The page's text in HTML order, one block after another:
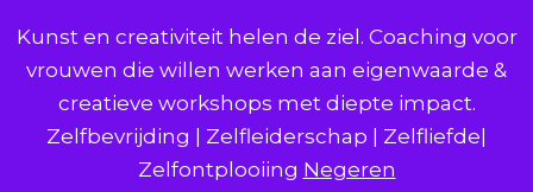
Kunst en creativiteit helen de ziel. Coaching voor
vrouwen die willen werken aan eigenwaarde &
creatieve workshops met diepte impact.
Zelfbevrijding | Zelfleiderschap | Zelfliefde|
Zelfontplooiing Negeren